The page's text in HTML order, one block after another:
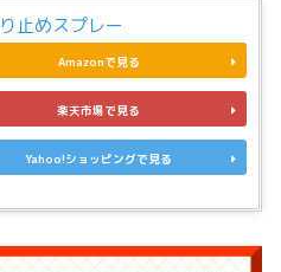
止めスプレー
Amazonで見る
楽天市場で見る
Yahoo!ショッピングで見る